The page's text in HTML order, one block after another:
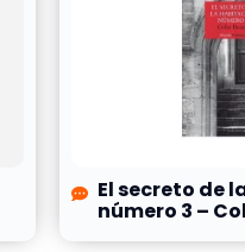
El secreto de
número 3 –